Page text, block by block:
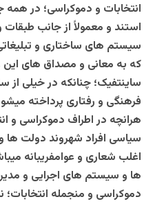
انتخابات و دموکراسی؛ در
استند و معمولاً از جانب طبقات
سیستم های ساختاری و
که به معانی و مصداق های این
ساینتفیک؛ چنانکه در خیلی
فرهنگی و رفتاری پرداخته
هرانچه در اطراف دموکراسی و
سیاسی افراد شهروند دولت
اغلب شعاری و عوامفریبانه
ها و سیستم های اجرایی و
دموکراسی و منجمله انتخابات؛